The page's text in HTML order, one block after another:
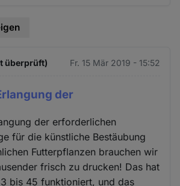
überprüft) Fr. 15 Mär 2019 - 15:52
der
der erforderlichen
für die künstliche Bestäubung
Futterpflanzen brauchen wir
frisch zu drucken! Das hat
bis 45 funktioniert, und das